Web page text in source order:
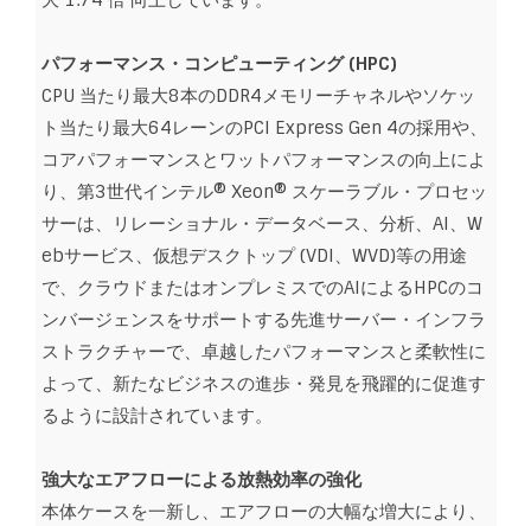
パフォーマンス・コンピューティング (HPC)
CPU 当たり最大8本のDDR4メモリーチャネルやソケッ
ト当たり最大64レーンのPCI Express Gen 4の採用や、
コアパフォーマンスとワットパフォーマンスの向上によ
り、第3世代インテル® Xeon® スケーラブル・プロセッ
サーは、リレーショナル・データベース、分析、AI、W
ebサービス、仮想デスクトップ (VDI、WVD)等の用途
で、クラウドまたはオンプレミスでのAIによるHPCのコ
ンバージェンスをサポートする先進サーバー・インフラ
ストラクチャーで、卓越したパフォーマンスと柔軟性に
よって、新たなビジネスの進歩・発見を飛躍的に促進す
るように設計されています。
強大なエアフローによる放熱効率の強化
本体ケースを一新し、エアフローの大幅な増大により、